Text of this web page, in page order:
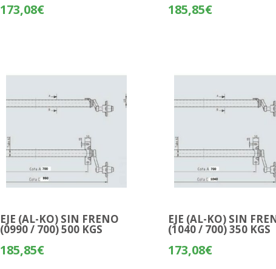
173,08€ 185,85€
EJE (AL-KO) SIN FRENO
(0990 / 700) 500 KGS
185,85€
EJE (AL-KO) SIN
(1040 / 700) 350 KGS
173,08€